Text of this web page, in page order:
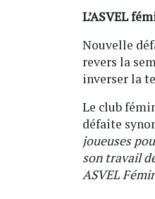
L’ASVEL
Nouvelle
revers la
inverser la
Le club
défaite
joueuses
son travail
ASVEL